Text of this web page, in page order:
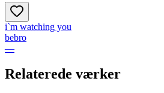
i`m watching you
bebro
—
Relaterede værker